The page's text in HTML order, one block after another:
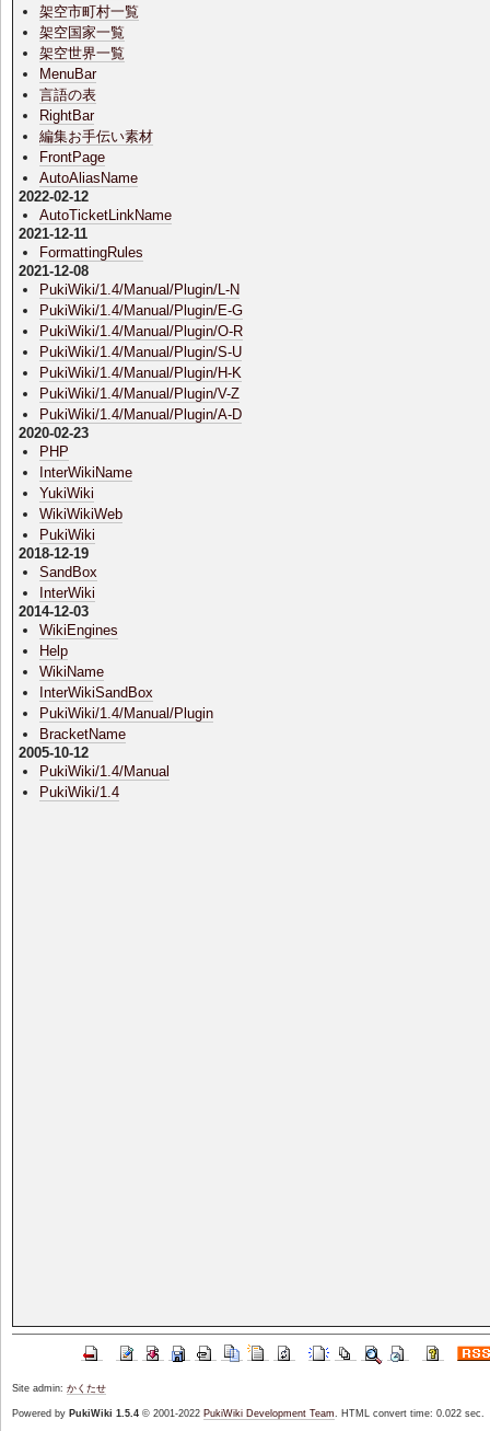
架空市町村一覧
架空国家一覧
架空世界一覧
MenuBar
言語の表
RightBar
編集お手伝い素材
FrontPage
AutoAliasName
2022-02-12
AutoTicketLinkName
2021-12-11
FormattingRules
2021-12-08
PukiWiki/1.4/Manual/Plugin/L-N
PukiWiki/1.4/Manual/Plugin/E-G
PukiWiki/1.4/Manual/Plugin/O-R
PukiWiki/1.4/Manual/Plugin/S-U
PukiWiki/1.4/Manual/Plugin/H-K
PukiWiki/1.4/Manual/Plugin/V-Z
PukiWiki/1.4/Manual/Plugin/A-D
2020-02-23
PHP
InterWikiName
YukiWiki
WikiWikiWeb
PukiWiki
2018-12-19
SandBox
InterWiki
2014-12-03
WikiEngines
Help
WikiName
InterWikiSandBox
PukiWiki/1.4/Manual/Plugin
BracketName
2005-10-12
PukiWiki/1.4/Manual
PukiWiki/1.4
Site admin: かくたせ
Powered by PukiWiki 1.5.4© 2001-2022 PukiWiki Development Team . HTML convert time: 0.022 sec.